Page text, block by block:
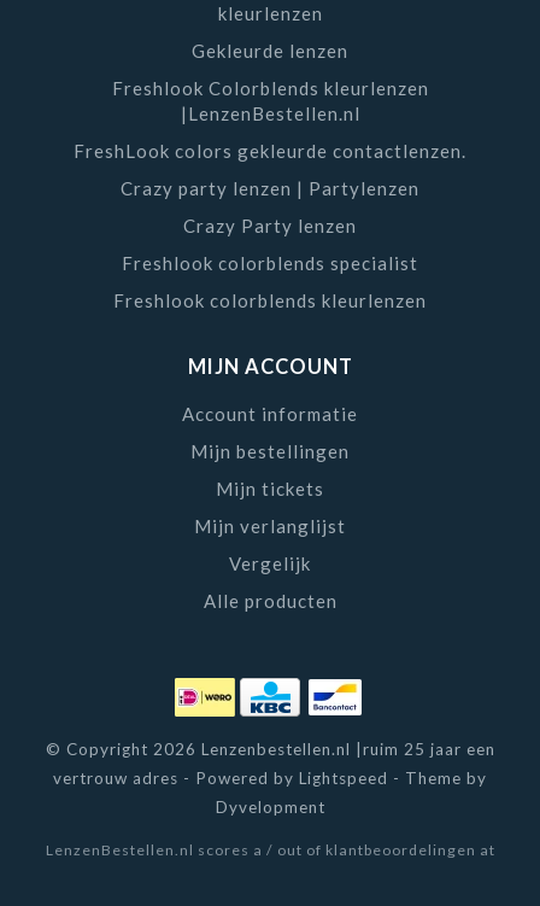
kleurlenzen
Gekleurde lenzen
Freshlook Colorblends kleurlenzen
|LenzenBestellen.nl
FreshLook colors gekleurde contactlenzen.
Crazy party lenzen | Partylenzen
Crazy Party lenzen
Freshlook colorblends specialist
Freshlook colorblends kleurlenzen
MIJN ACCOUNT
Account informatie
Mijn bestellingen
Mijn tickets
Mijn verlanglijst
Vergelijk
Alle producten
© Copyright 2026 Lenzenbestellen.nl |ruim 25 jaar een
vertrouw adres - Powered by Lightspeed - Theme by
Dyvelopment
LenzenBestellen.nl scores a / out of klantbeoordelingen at